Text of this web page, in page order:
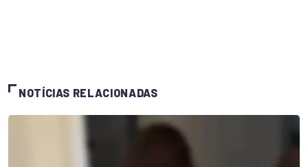
NOTÍCIAS RELACIONADAS